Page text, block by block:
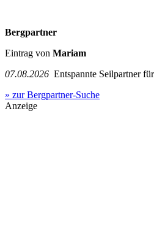
Bergpartner
Eintrag von Mariam
07.08.2026 Entspannte Seilpartner
» zur Bergpartner-Suche
Anzeige